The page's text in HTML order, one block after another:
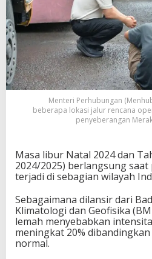
Menteri Perhubungan
beberapa lokasi jalur rencana
penyeberangan
Masa libur Natal 2024 dan
2024/2025) berlangsung
terjadi di sebagian wilayah
Sebagaimana dilansir dari
Klimatologi dan Geofisika
lemah menyebabkan
meningkat 20%
normal.